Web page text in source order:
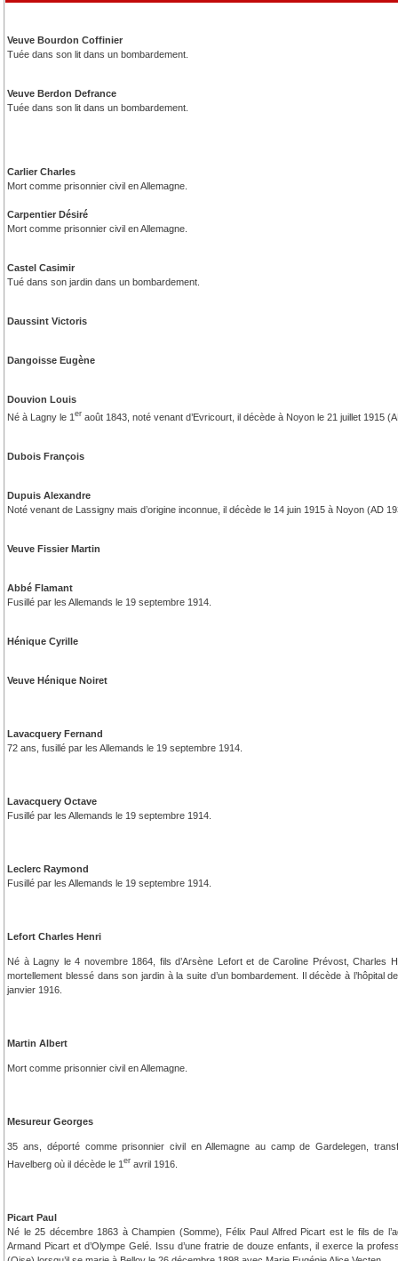
Veuve Bourdon Coffinier
Tuée dans son lit dans un bombardement.
Veuve Berdon Defrance
Tuée dans son lit dans un bombardement.
Carlier Charles
Mort comme prisonnier civil en Allemagne.
Carpentier Désiré
Mort comme prisonnier civil en Allemagne.
Castel Casimir
Tué dans son jardin dans un bombardement.
Daussint Victoris
Dangoisse Eugène
Douvion Louis
Né à Lagny le 1er août 1843, noté venant d’Evricourt, il décède à Noyon le 21 juillet 1915
Dubois François
Dupuis Alexandre
Noté venant de Lassigny mais d’origine inconnue, il décède le 14 juin 1915 à Noyon (AD
Veuve Fissier Martin
Abbé Flamant
Fusillé par les Allemands le 19 septembre 1914.
Hénique Cyrille
Veuve Hénique Noiret
Lavacquery Fernand
72 ans, fusillé par les Allemands le 19 septembre 1914.
Lavacquery Octave
Fusillé par les Allemands le 19 septembre 1914.
Leclerc Raymond
Fusillé par les Allemands le 19 septembre 1914.
Lefort Charles Henri
Né à Lagny le 4 novembre 1864, fils d’Arsène Lefort et de Caroline Prévost, Charles
mortellement blessé dans son jardin à la suite d’un bombardement. Il décède à l’hôpital
janvier 1916.
Martin Albert
Mort comme prisonnier civil en Allemagne.
Mesureur Georges
35 ans, déporté comme prisonnier civil en Allemagne au camp de Gardelegen,
Havelberg où il décède le 1er avril 1916.
Picart Paul
Né le 25 décembre 1863 à Champien (Somme), Félix Paul Alfred Picart est le fils de
Armand Picart et d’Olympe Gelé. Issu d’une fratrie de douze enfants, il exerce la